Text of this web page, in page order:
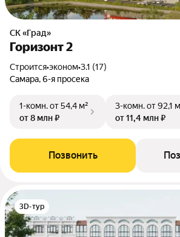
СК «Град»
Горизонт 2
Строится•эконом•3.1 (17)
Самара, 6-я просека
1-комн.от 54,4 м²
от 8 млн ₽
3-комн.от 92,1
от 11,4 млн ₽
Позвонить
3D-тур